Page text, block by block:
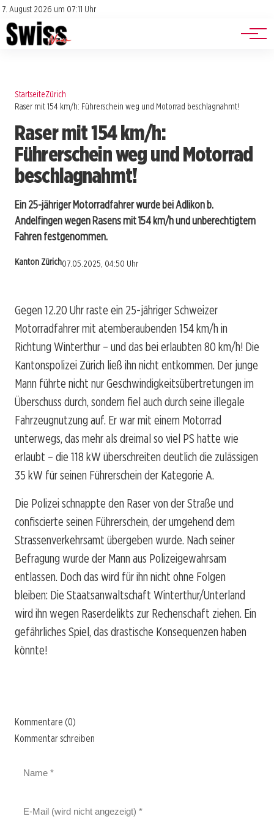
7. August 2026 um 07:11 Uhr
Impressum
Datenschutz
Jobs
Events
StartseiteZürich
Raser mit 154 km/h: Führerschein weg und Motorrad beschlagnahmt!
Raser mit 154 km/h:
Führerschein weg und Motorrad
beschlagnahmt!
Ein 25-jähriger Motorradfahrer wurde bei Adlikon b.
Andelfingen wegen Rasens mit 154 km/h und unberechtigtem
Fahren festgenommen.
Kanton Zürich07.05.2025, 04:50 Uhr
Gegen 12.20 Uhr raste ein 25-jähriger Schweizer
Motorradfahrer mit atemberaubenden 154 km/h in
Richtung Winterthur – und das bei erlaubten 80 km/h! Die
Kantonspolizei Zürich ließ ihn nicht entkommen. Der junge
Mann führte nicht nur Geschwindigkeitsübertretungen im
Überschuss durch, sondern fiel auch durch seine illegale
Fahrzeugnutzung auf. Er war mit einem Motorrad
unterwegs, das mehr als dreimal so viel PS hatte wie
erlaubt – die 118 kW überschreiten deutlich die zulässigen
35 kW für seinen Führerschein der Kategorie A.
Die Polizei schnappte den Raser von der Straße und
confiscierte seinen Führerschein, der umgehend dem
Strassenverkehrsamt übergeben wurde. Nach seiner
Befragung wurde der Mann aus Polizeigewahrsam
entlassen. Doch das wird für ihn nicht ohne Folgen
bleiben: Die Staatsanwaltschaft Winterthur/Unterland
wird ihn wegen Raserdelikts zur Rechenschaft ziehen. Ein
gefährliches Spiel, das drastische Konsequenzen haben
könnte!
Kommentare (0)
Kommentar schreiben